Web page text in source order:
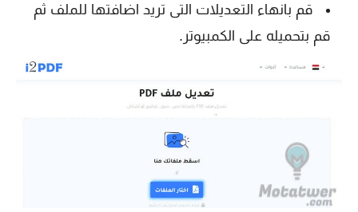
قم بانهاء التعديلات التى تريد اضافتها للملف ثم
قم بتحميله على الكمبيوتر.